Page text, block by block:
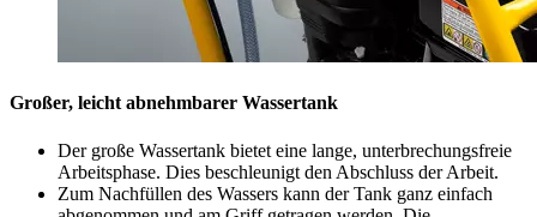
Großer, leicht abnehmbarer Wassertank
Der große Wassertank bietet eine lange, unterbrechungsfreie
Arbeitsphase. Dies beschleunigt den Abschluss der Arbeit.
Zum Nachfüllen des Wassers kann der Tank ganz einfach